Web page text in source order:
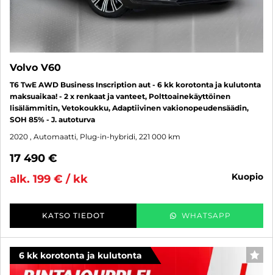
Volvo V60
T6 TwE AWD Business Inscription aut - 6 kk korotonta ja kulutonta
maksuaikaa! - 2 x renkaat ja vanteet, Polttoainekäyttöinen
lisälämmitin, Vetokoukku, Adaptiivinen vakionopeudensäädin,
SOH 85% - J. autoturva
2020 , Automaatti, Plug-in-hybridi, 221 000 km
17 490 €
alk. 199 € / kk
kuopio
KATSO TIEDOT WHATSAPP
6 kk korotonta ja kulutonta